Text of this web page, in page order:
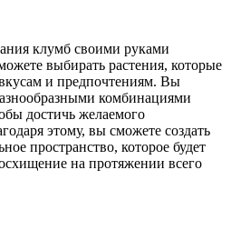
клумб своими руками
выбирать растения, которые
и предпочтениям. Вы
комбинациями
достичь желаемого
этому, вы сможете создать
пространство, которое будет
на протяжении всего